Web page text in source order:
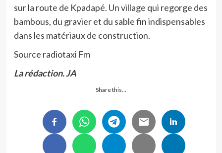
sur la route de Kpadapé. Un village qui regorge des
bambous, du gravier et du sable fin indispensables
dans les matériaux de construction.
Source radiotaxi Fm
La rédaction. JA
Share this…